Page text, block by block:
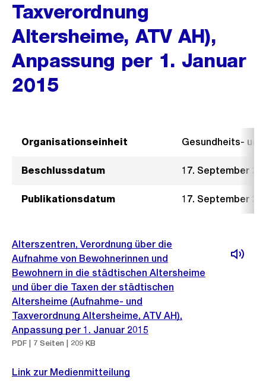
Taxverordnung
Altersheime, ATV AH),
Anpassung per 1. Januar
2015
Organisationseinheit Gesundheits-
Beschlussdatum 17. September
Publikationsdatum 17. September
Alterszentren, Verordnung über die
Aufnahme von Bewohnerinnen und
Bewohnern in die städtischen Altersheime
und über die Taxen der städtischen
Altersheime (Aufnahme- und
Taxverordnung Altersheime, ATV AH),
Anpassung per 1. Januar 2015
PDF | 7 Seiten | 209 KB
Link zur Medienmitteilung